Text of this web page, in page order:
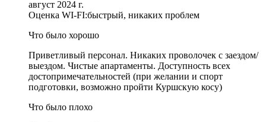
август 2024 г.
Оценка WI-FI:быстрый, никаких проблем
Что было хорошо
Приветливый персонал. Никаких проволочек с заездом/
выездом. Чистые апартаменты. Доступность всех
достопримечательностей (при желании и спорт
подготовки, возможно пройти Куршскую косу)
Что было плохо